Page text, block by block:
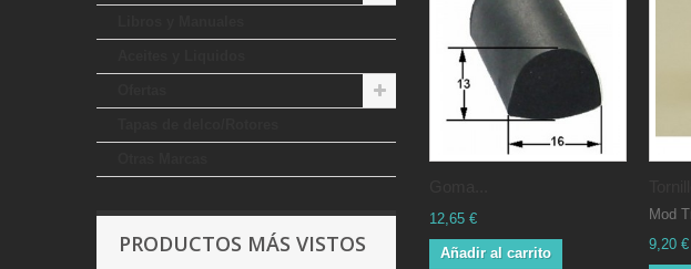
PRODUCTOS MÁS VISTOS
12,65 €
Añadir al carrito
Mod
9,20 €